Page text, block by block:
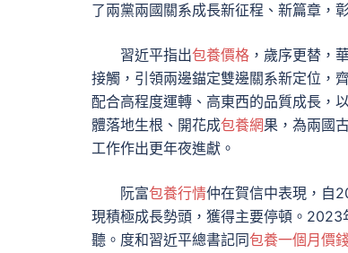
了兩黨兩國關系成長新征程、新篇章，
習近平指出包養價格 ，歲序更替，
接觸，引領兩邊錨定雙邊關系新定位，
配合高程度運轉、高東西的品質成長，
體落地生根、開花成包養網果，為兩國
工作作出更年夜進獻。
阮富包養行情仲在賀信中表現，自
現積極成長勢頭，獲得主要停頓。
聽。度和習近平總書記同包養一個月價